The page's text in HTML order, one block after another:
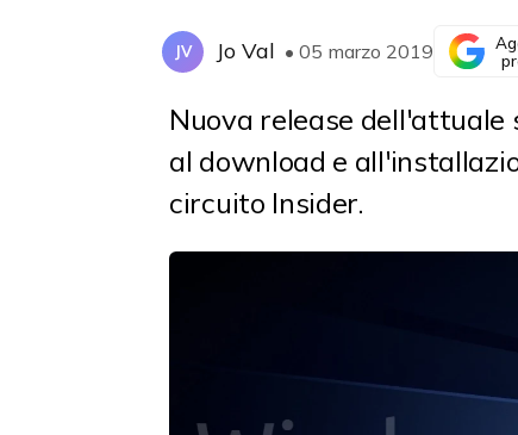
JV Jo Val • 05 marzo 2019
Nuova release
al download e
circuito Insider.